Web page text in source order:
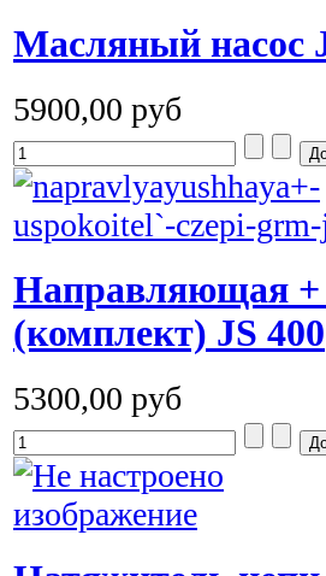
Масляный насос
5900,00 руб
Направляющая +
(комплект) JS 400
5300,00 руб